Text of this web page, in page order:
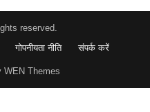
reserved.
गोपनीयता नीति संपर्क करें
WEN Themes